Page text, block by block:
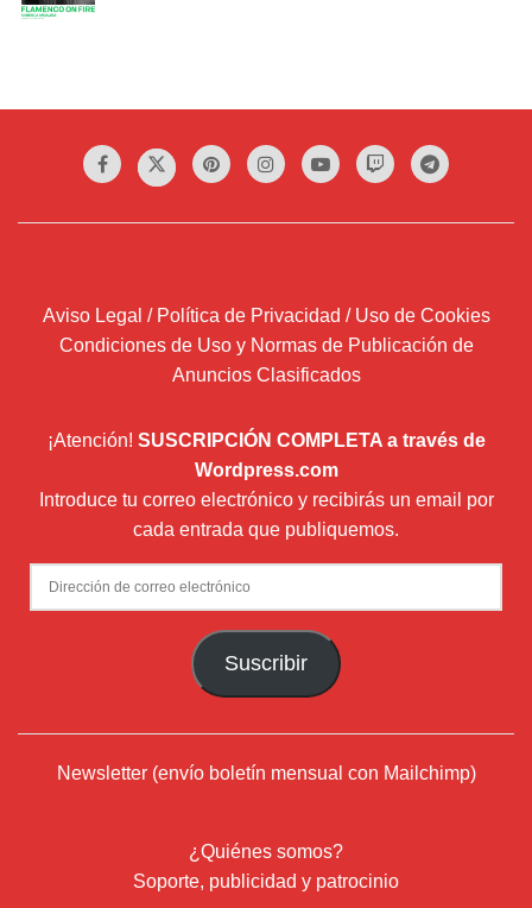
Aviso Legal / Política de Privacidad / Uso de Cookies
Condiciones de Uso y Normas de Publicación de
Anuncios Clasificados
¡Atención! SUSCRIPCIÓN COMPLETA a través de
Wordpress.com
Introduce tu correo electrónico y recibirás un email por
cada entrada que publiquemos.
Dirección
de
Suscribir
Newsletter (envío boletín mensual con Mailchimp)
¿Quiénes somos?
Soporte, publicidad y patrocinio